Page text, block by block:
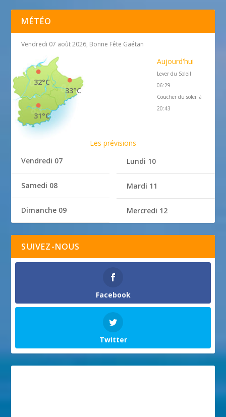
MÉTÉO
Vendredi 07 août 2026, Bonne Fête Gaétan
33°C
32°C
31°C
Aujourd'hui
Lever du Soleil
06:29
Coucher du soleil à
20:43
Les prévisions
Vendredi 07
Samedi 08
Dimanche 09
Lundi 10
Mardi 11
Mercredi 12
SUIVEZ-NOUS
Facebook
Twitter